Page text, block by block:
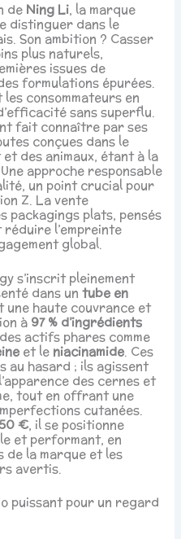
de Ning Li, la marque
distinguer dans le
Son ambition ? Casser
plus naturels,
issues de
formulations épurées.
consommateurs en
sans superflu.
fait connaître par ses
conçues dans le
des animaux, étant à la
approche responsable
un point crucial pour
Z. La vente
packagings plats, pensés
l’empreinte
global.
s’inscrit pleinement
dans untube en
une haute couvrance et
à 97 % d’ingrédients
actifs phares comme
et le niacinamide. Ces
au hasard ; ils agissent
des cernes et
tout en offrant une
cutanées.
€, il se positionne
et performant, en
de la marque et les
avertis.
puissant pour un regard